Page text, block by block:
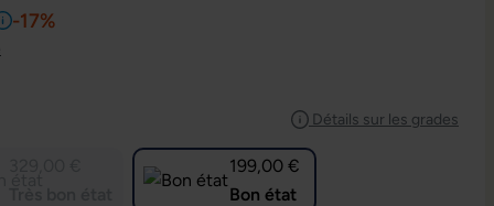
-17%
Détails sur les grades
199,00 €
Bon état